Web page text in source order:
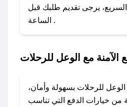
### كيفية استخدام كود خصم الوعل للرحلات؟
1. انسخ كود الخصم من تطبيق صحصح.
2. الصقه في خانة الدفع عند التسوق من الوعل
مع فريق دعم صحصح عبر
تويتر أو البريد الإلكتروني،
يرجى تقديم طلبك قبل
الساعة .
الآمنة مع الوعل للرحلات
للرحلات بسهولة وأمان،
من خيارات الدفع التي تناسب